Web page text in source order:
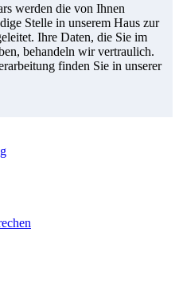
werden die von Ihnen
Stelle in unserem Haus zur
Ihre Daten, die Sie im
behandeln wir vertraulich.
finden Sie in unserer